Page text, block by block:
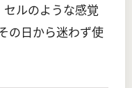
セルのような感覚
の日から迷わず使